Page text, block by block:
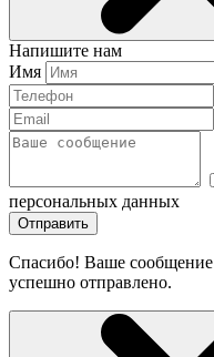
Напишите нам
Имя
персональных данных
Отправить
Спасибо! Ваше сообщение
успешно отправлено.